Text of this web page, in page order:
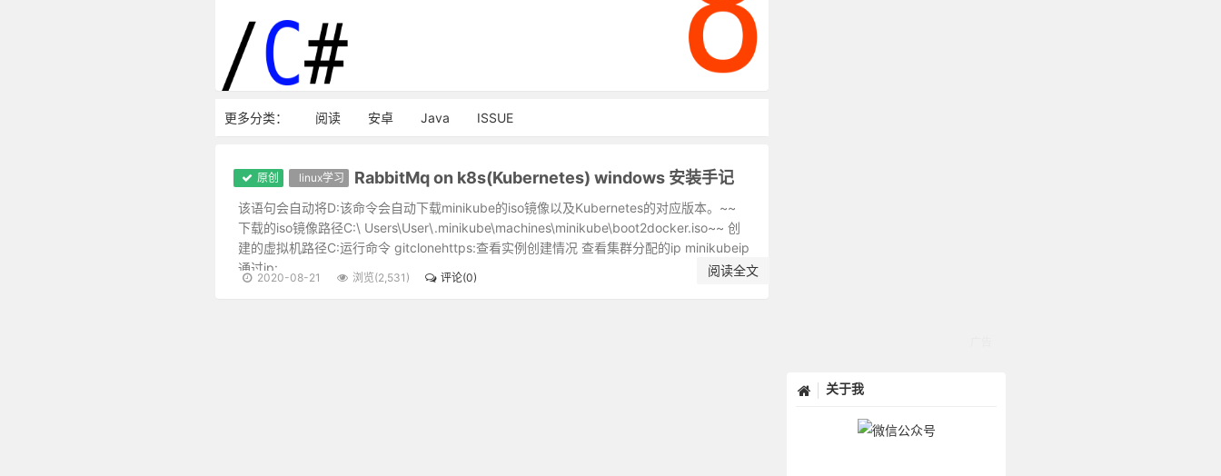
更多分类： 阅读 安卓 Java ISSUE
原创 linux学习 RabbitMq on k8s(Kubernetes) windows 安装手记
该语句会自动将D:该命令会自动下载minikube的iso镜像以及Kubernetes的对应版本。~~
下载的iso镜像路径C:\ Users\User\.minikube\machines\minikube\boot2docker.iso~~ 创
建的虚拟机路径C:运行命令 gitclonehttps:查看实例创建情况 查看集群分配的ip minikubeip
通过ip:
2020-08-21 浏览(2,531) 评论(0) 阅读全文
关于我